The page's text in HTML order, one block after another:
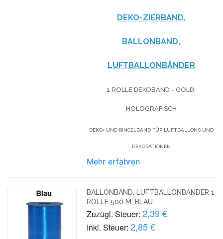
DEKO-ZIERBAND,
BALLONBAND,
LUFTBALLONBÄNDER
1 ROLLE DEKOBAND - GOLD,
HOLOGRAFISCH
DEKO- UND RINGELBAND FÜR LUFTBALLONS UND
DEKORATIONEN
Mehr erfahren
BALLONBAND, LUFTBALLONBÄNDER 1
ROLLE 500 M, BLAU
Zuzügl. Steuer: 2,39 €
Inkl. Steuer: 2,85 €